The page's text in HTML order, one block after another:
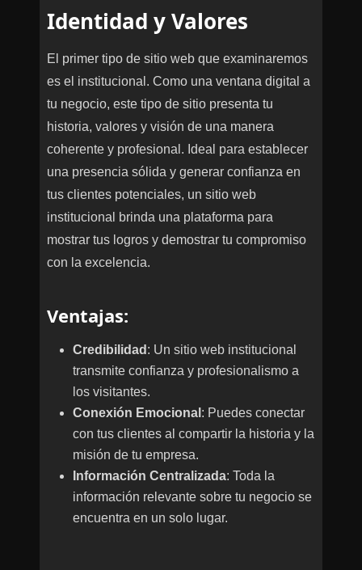
Identidad y Valores
El primer tipo de sitio web que examinaremos
es el institucional. Como una ventana digital a
tu negocio, este tipo de sitio presenta tu
historia, valores y visión de una manera
coherente y profesional. Ideal para establecer
una presencia sólida y generar confianza en
tus clientes potenciales, un sitio web
institucional brinda una plataforma para
mostrar tus logros y demostrar tu compromiso
con la excelencia.
Ventajas:
Credibilidad : Un sitio web institucional
transmite confianza y profesionalismo a
los visitantes.
Conexión Emocional : Puedes conectar
con tus clientes al compartir la historia y la
misión de tu empresa.
Información Centralizada: Toda la
información relevante sobre tu negocio se
encuentra en un solo lugar.